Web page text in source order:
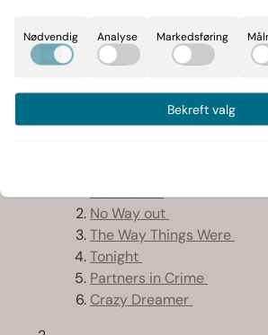
No Way out
The Way Things Were
Tonight
Partners in Crime
Crazy Dreamer
Nødvendig Analyse Markedsføring
Bekreft valg